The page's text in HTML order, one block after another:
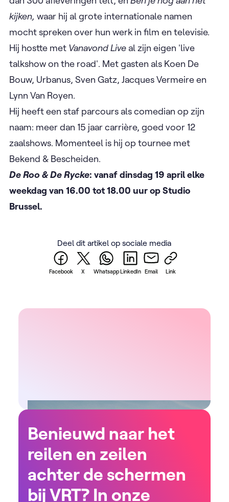
kijken, waar hij al grote internationale namen
mocht spreken over hun werk in film en televisie.
Hij hostte met Vanavond Live al zijn eigen 'live
talkshow on the road'. Met gasten als Koen De
Bouw, Urbanus, Sven Gatz, Jacques Vermeire en
Lynn Van Royen.
Hij heeft een staf parcours als comedian op zijn
naam: meer dan 15 jaar carrière, goed voor 12
zaalshows. Momenteel is hij op tournee met
Bekend & Bescheiden.
De Roo & De Rycke: vanaf dinsdag 19 april elke
weekdag van 16.00 tot 18.00 uur op Studio
Brussel.
Deel dit artikel op sociale media
Facebook X WhatsappLinkedIn Email Link
Benieuwd naar het
reilen en zeilen
achter de schermen
bij VRT? In onze